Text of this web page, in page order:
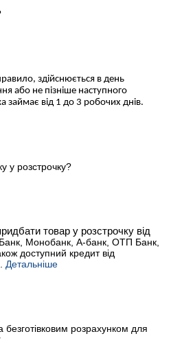
здійснюється в день
або не пізніше наступного
займає від 1 до 3 робочих днів.
у розстрочку?
товар у розстрочку від
Монобанк, А-банк, ОТП Банк,
доступний кредит від
Детальніше
розрахунком для